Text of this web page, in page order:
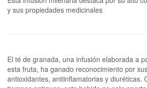
y sus propiedades medicinales
El té de granada, una infusión elaborada a
esta fruta, ha ganado reconocimiento por
antioxidantes, antiinflamatorias y diuréticas.